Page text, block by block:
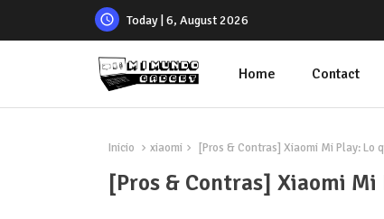
Today | 6, August 2026
Home Contact
Inicio xiaomi [Pros & Contras] Xiaomi Mi Play: Lo
[Pros & Contras] Xiaomi Mi